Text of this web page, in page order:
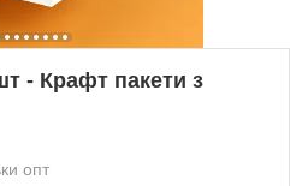
- Крафт пакети з
опт